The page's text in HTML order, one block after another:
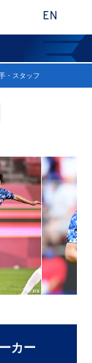
EN
・スタッフ
カー